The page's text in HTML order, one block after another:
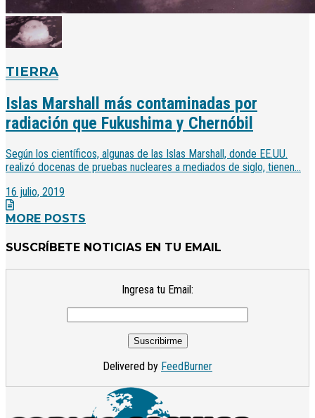
TIERRA
Islas Marshall más contaminadas por
radiación que Fukushima y Chernóbil
Según los científicos, algunas de las Islas Marshall, donde EE.UU.
realizó docenas de pruebas nucleares a mediados de siglo, tienen...
16 julio, 2019
MORE POSTS
SUSCRÍBETE NOTICIAS EN TU EMAIL
Ingresa tu Email:
Delivered by FeedBurner